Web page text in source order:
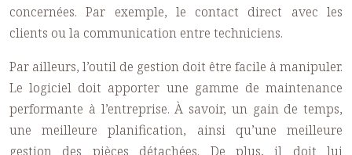
concernées. Par exemple, le contact direct avec les
clients ou la communication entre techniciens.
Par ailleurs, l’outil de gestion doit être facile à manipuler.
Le logiciel doit apporter une gamme de maintenance
performante à l’entreprise. À savoir, un gain de temps,
une meilleure planification, ainsi qu’une meilleure
gestion des pièces détachées. De plus, il doit lui